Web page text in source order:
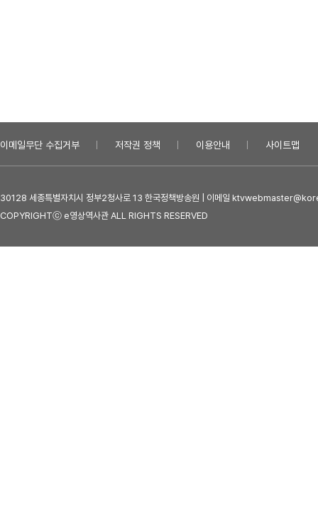
이메일무단 수집거부 저작권 정책 이용안내 사이트맵
30128 세종특별자치시 정부2청사로 13 한국정책방송원 | 이메일
COPYRIGHTⓒ e영상역사관 ALL RIGHTS RESERVED